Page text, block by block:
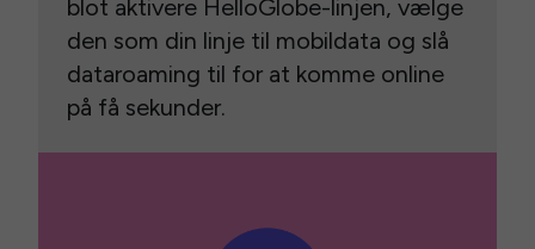
blot aktivere HelloGlobe-linjen, vælge
den som din linje til mobildata og slå
dataroaming til for at komme online
på få sekunder.